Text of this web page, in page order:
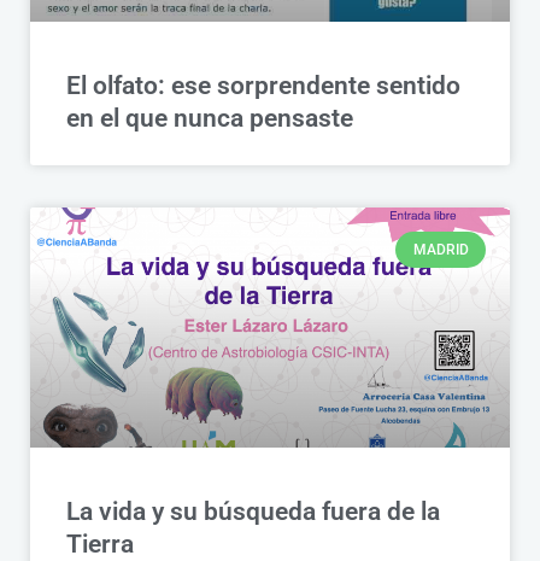
El olfato: ese sorprendente sentido
en el que nunca pensaste
MADRID
La vida y su búsqueda fuera de la
Tierra